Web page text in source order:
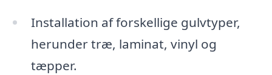
Installation af forskellige gulvtyper,
herunder træ, laminat, vinyl og
tæpper.